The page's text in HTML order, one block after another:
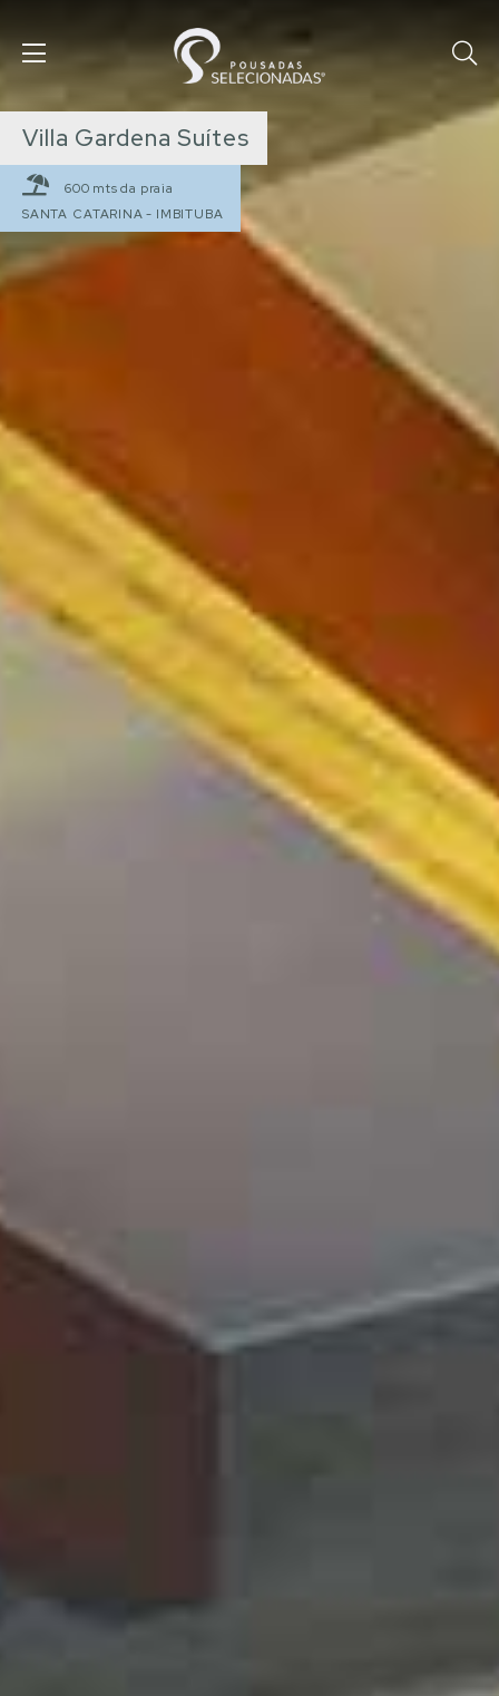
Villa Gardena Suítes
600 mts da praia
SANTA CATARINA - IMBITUBA